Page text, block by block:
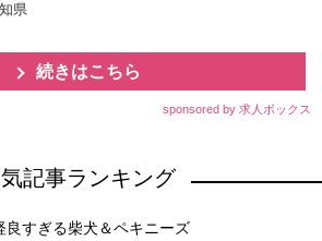
県
続きはこちら
sponsored by 求人ボックス
記事ランキング
良すぎる柴犬＆ペキニーズ